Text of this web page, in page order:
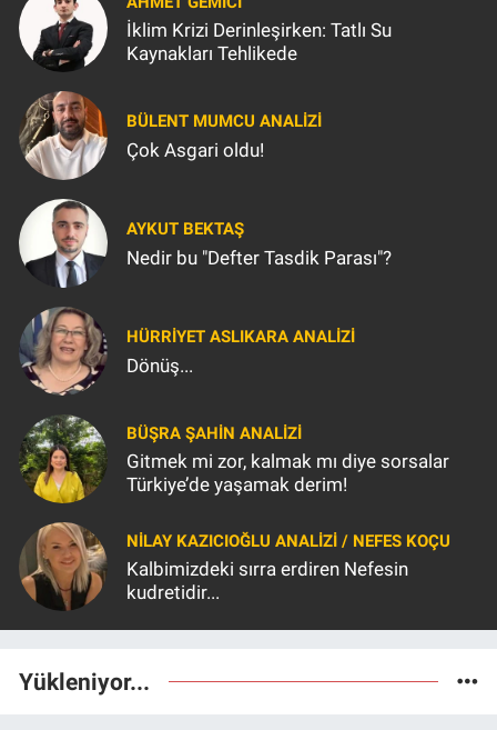
İklim Krizi Derinleşirken: Tatlı Su
Kaynakları Tehlikede
BÜLENT MUMCU ANALİZİ
Çok Asgari oldu!
AYKUT BEKTAŞ
Nedir bu "Defter Tasdik Parası"?
HÜRRIYET ASLIKARA ANALIZI
Dönüş...
BÜŞRA ŞAHIN ANALİZİ
Gitmek mi zor, kalmak mı diye sorsalar
Türkiye’de yaşamak derim!
NILAY KAZICIOĞLU ANALİZİ / NEFES KOÇU
Kalbimizdeki sırra erdiren Nefesin
kudretidir...
Yükleniyor...